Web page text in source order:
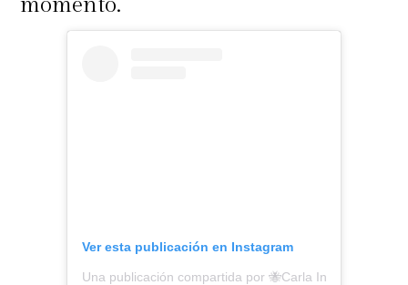
Ver esta publicación en Instagram
Una publicación compartida por 🐝Carla Inostroza🐝